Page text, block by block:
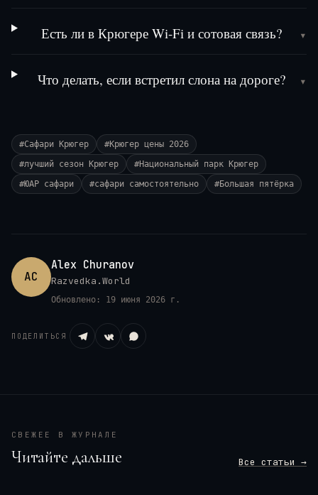
Есть ли в Крюгере Wi-Fi и сотовая связь? ▾
Что делать, если встретил слона на дороге? ▾
#Сафари Крюгер #Крюгер цены 2026
#лучший сезон Крюгер #Национальный парк Крюгер
#ЮАР сафари #сафари самостоятельно #Большая пятёрка
AC
Alex Churanov
Razvedka.World
Обновлено: 19 июня 2026 г.
ПОДЕЛИТЬСЯ
СВЕЖЕЕ В ЖУРНАЛЕ
Читайте дальше Все статьи →